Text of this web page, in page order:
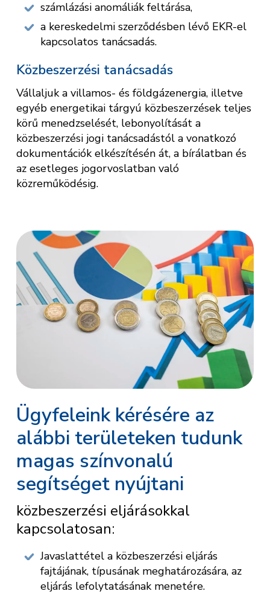
számlázási anomáliák feltárása,
a kereskedelmi szerződésben lévő EKR-el
kapcsolatos tanácsadás.
Közbeszerzési tanácsadás
Vállaljuk a villamos- és földgázenergia, illetve
egyéb energetikai tárgyú közbeszerzések teljes
körű menedzselését, lebonyolítását a
közbeszerzési jogi tanácsadástól a vonatkozó
dokumentációk elkészítésén át, a bírálatban és
az esetleges jogorvoslatban való
közreműködésig.
Ügyfeleink kérésére az
alábbi területeken tudunk
magas színvonalú
segítséget nyújtani
közbeszerzési eljárásokkal
kapcsolatosan:
Javaslattétel a közbeszerzési eljárás
fajtájának, típusának meghatározására, az
eljárás lefolytatásának menetére.